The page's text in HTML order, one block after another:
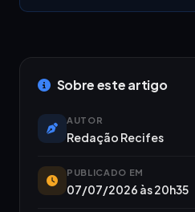
Sobre este artigo
AUTOR
Redação Recifes
PUBLICADO EM
07/07/2026 às 20h35